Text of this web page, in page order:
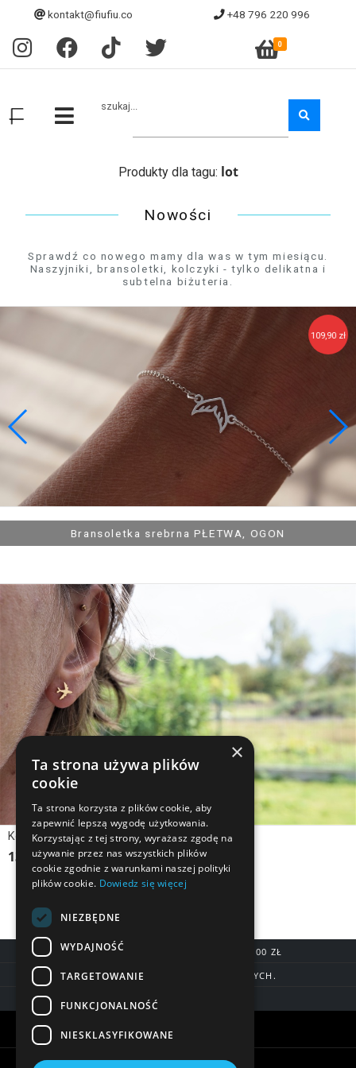
kontakt@fiufiu.co +48 796 220 996
0
szukaj...
Produkty dla tagu: lot
Nowości
Sprawdź co nowego mamy dla was w tym miesiącu.
Naszyjniki, bransoletki, kolczyki - tylko delikatna i
subtelna biżuteria.
Bransoletka srebrna SZTANGA Z SERCEM Bransoletka srebrna PŁETWA, OGON
109,90 zł
Łańcuszek srebrny OKNO SAMOLOTU
Łańcuszek srebrny ŚPIĄCY KOTEK, KOT
Kolczyki srebrne, pozłacane SAMOLOT
130,90 zł
DARMOWA DOSTAWA OD 200,00 ZŁ
DOSTAWA DO 7 DNI ROBOCZYCH.
BLIK, SZYBKIE PRZELEWY
×
Ta strona używa plików
cookie
Ta strona korzysta z plików cookie, aby
zapewnić lepszą wygodę użytkowania.
Korzystając z tej strony, wyrażasz zgodę na
używanie przez nas wszystkich plików
cookie zgodnie z warunkami naszej polityki
plików cookie. Dowiedz się więcej
NIEZBĘDNE
WYDAJNOŚĆ
TARGETOWANIE
FUNKCJONALNOŚĆ
NIESKLASYFIKOWANE